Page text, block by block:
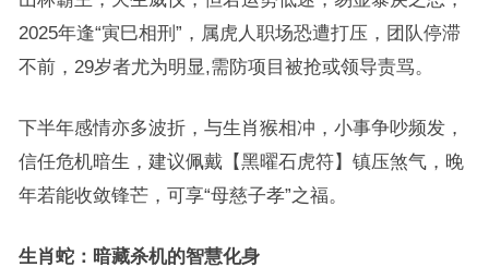
2025年逢“寅巳相刑”，属虎人职场恐遭打压，团队停滞
不前，29岁者尤为明显,需防项目被抢或领导责骂。
下半年感情亦多波折，与生肖猴相冲，小事争吵频发，
信任危机暗生，建议佩戴【黑曜石虎符】镇压煞气，晚
年若能收敛锋芒，可享“母慈子孝”之福。
生肖蛇：暗藏杀机的智慧化身